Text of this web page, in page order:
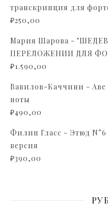
транскрипция для
₽250,00
Мария Шарова -
ПЕРЕЛОЖЕНИИ ДЛЯ
₽1.590,00
Вавилов-Каччини -
ноты
₽490,00
Филип Гласс - Этюд N°6
версия
₽390,00